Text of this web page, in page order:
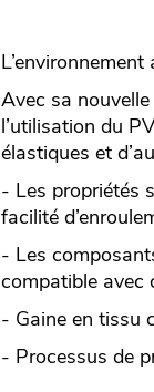
Avec sa
l’utilisation du
élastiques et
- Les propriétés
facilité
- Les
compatible avec
- Gaine en tissu
- Processus de